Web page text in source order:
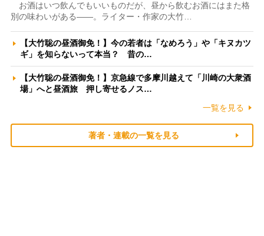
お酒はいつ飲んでもいいものだが、昼から飲むお酒にはまた格
別の味わいがある――。ライター・作家の大竹…
【大竹聡の昼酒御免！】今の若者は「なめろう」や「キヌカツ
ギ」を知らないって本当？ 昔の…
【大竹聡の昼酒御免！】京急線で多摩川越えて「川崎の大衆酒
場」へと昼酒旅 押し寄せるノス…
一覧を見る
著者・連載の一覧を見る